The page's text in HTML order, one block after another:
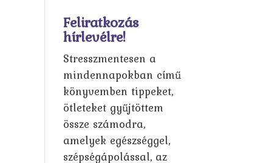
Feliratkozás
hírlevélre!
Stresszmentesen a
mindennapokban című
könyvemben tippeket,
ötleteket gyűjtöttem
össze számodra,
amelyek egészséggel,
szépségápolással, az